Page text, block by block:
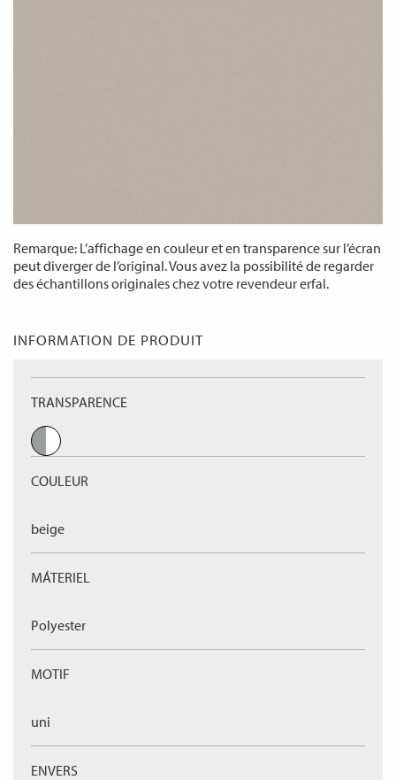
Remarque: L’affichage en couleur et en transparence sur l’écran
peut diverger de l’original. Vous avez la possibilité de regarder
des échantillons originales chez votre revendeur erfal.
INFORMATION DE PRODUIT
TRANSPARENCE
COULEUR
beige
MÁTERIEL
Polyester
MOTIF
uni
ENVERS